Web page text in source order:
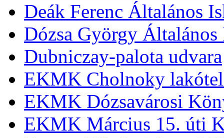
Deák Ferenc Általános
Dózsa György Általános
Dubniczay-palota udvara
EKMK Cholnoky
EKMK Dózsavárosi
EKMK Március 15. úti